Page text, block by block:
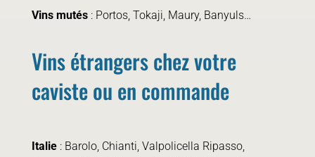
Vins mutés: Portos, Tokaji, Maury, Banyuls…
Vins étrangers chez votre
caviste ou en commande
Italie: Barolo, Chianti, Valpolicella Ripasso,